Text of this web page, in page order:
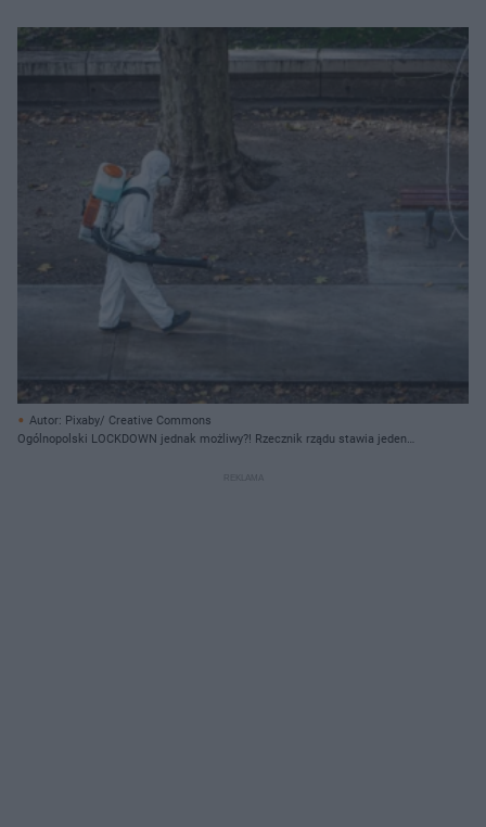
Autor: Pixaby/ Creative Commons
Ogólnopolski LOCKDOWN jednak możliwy?! Rzecznik rządu stawia jeden